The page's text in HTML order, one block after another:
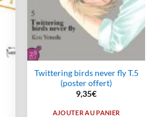
Twittering birds never fly T.5
(poster offert)
9,35€
AJOUTER AU PANIER